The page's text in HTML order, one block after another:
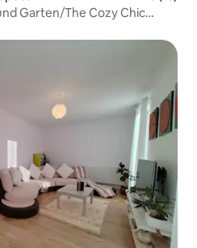
Garten/The Cozy Chic